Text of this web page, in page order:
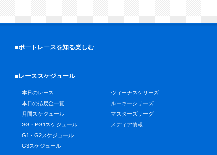
■ボートレースを知る楽しむ
■レーススケジュール
本日のレース
本日の払戻金一覧
月間スケジュール
SG・PG1スケジュール
G1・G2スケジュール
G3スケジュール
ヴィーナスシリーズ
ルーキーシリーズ
マスターズリーグ
メディア情報